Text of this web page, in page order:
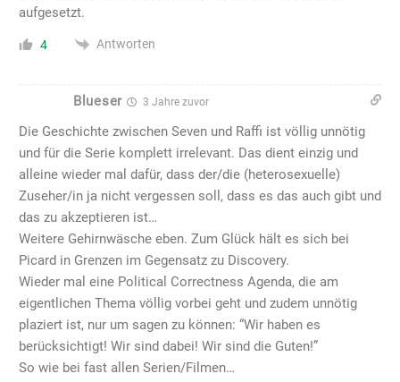
aufgesetzt.
4 Antworten
Blueser 3 Jahre zuvor
Die Geschichte zwischen Seven und Raffi ist völlig unnötig
und für die Serie komplett irrelevant. Das dient einzig und
alleine wieder mal dafür, dass der/die (heterosexuelle)
Zuseher/in ja nicht vergessen soll, dass es das auch gibt und
das zu akzeptieren ist…
Weitere Gehirnwäsche eben. Zum Glück hält es sich bei
Picard in Grenzen im Gegensatz zu Discovery.
Wieder mal eine Political Correctness Agenda, die am
eigentlichen Thema völlig vorbei geht und zudem unnötig
plaziert ist, nur um sagen zu können: “Wir haben es
berücksichtigt! Wir sind dabei! Wir sind die Guten!”
So wie bei fast allen Serien/Filmen…